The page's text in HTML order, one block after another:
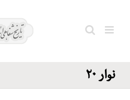
بقایی
نوار ۲۰